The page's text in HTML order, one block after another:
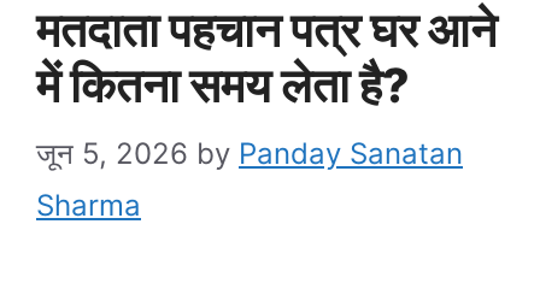
मतदाता पहचान पत्र घर आने
में कितना समय लेता है?
जून 5, 2026 by Panday Sanatan
Sharma